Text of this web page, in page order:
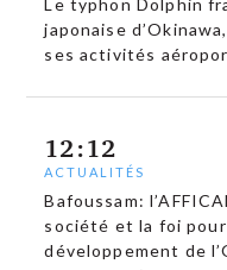
Le typhon Dolphin
japonaise
ses activités
12:12
ACTUALITÉS
Bafoussam:
société et la foi
développement de